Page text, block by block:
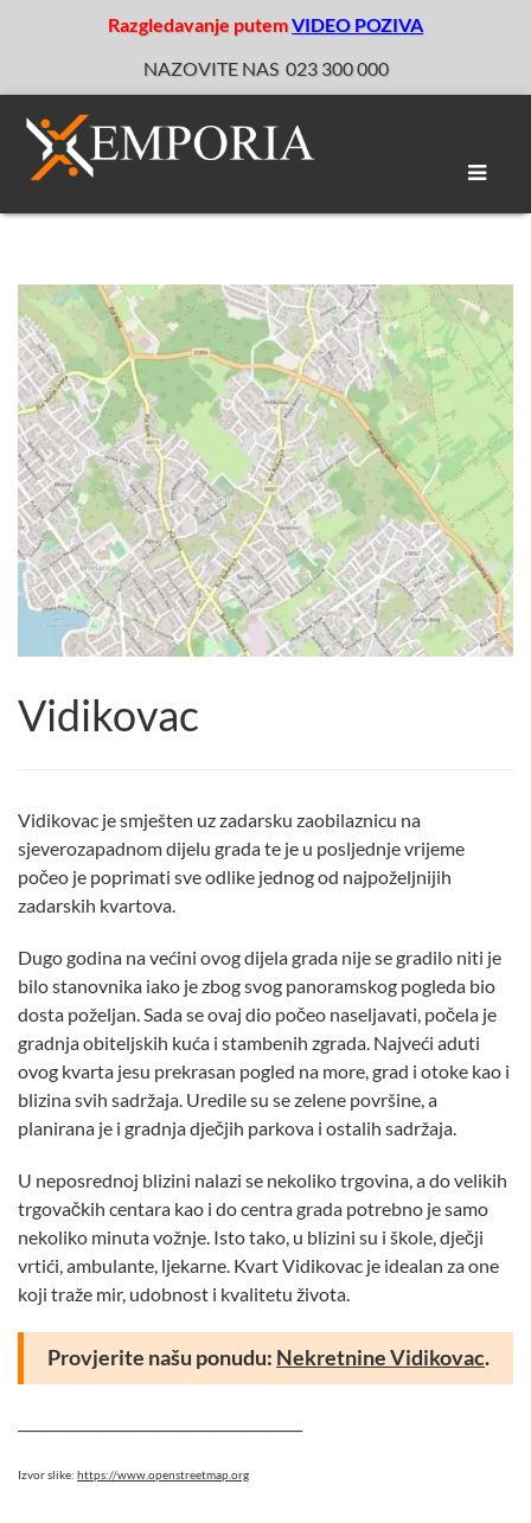
Razgledavanje putemVIDEO POZIVA
NAZOVITE NAS 023 300 000
Toggle
Vidikovac
Vidikovac je smješten uz zadarsku zaobilaznicu na
sjeverozapadnom dijelu grada te je u posljednje vrijeme
počeo je poprimati sve odlike jednog od najpoželjnijih
zadarskih kvartova.
Dugo godina na većini ovog dijela grada nije se gradilo niti je
bilo stanovnika iako je zbog svog panoramskog pogleda bio
dosta poželjan. Sada se ovaj dio počeo naseljavati, počela je
gradnja obiteljskih kuća i stambenih zgrada. Najveći aduti
ovog kvarta jesu prekrasan pogled na more, grad i otoke kao i
blizina svih sadržaja. Uredile su se zelene površine, a
planirana je i gradnja dječjih parkova i ostalih sadržaja.
U neposrednoj blizini nalazi se nekoliko trgovina, a do velikih
trgovačkih centara kao i do centra grada potrebno je samo
nekoliko minuta vožnje. Isto tako, u blizini su i škole, dječji
vrtići, ambulante, ljekarne. Kvart Vidikovac je idealan za one
koji traže mir, udobnost i kvalitetu života.
Provjerite našu ponudu: Nekretnine Vidikovac.
Izvor slike: https://www.openstreetmap.org